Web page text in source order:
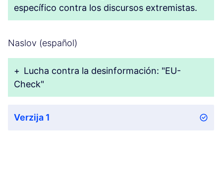
específico contra los discursos extremistas.
Naslov (español)
+ Lucha contra la desinformación: "EU-
Check"
Verzija 1